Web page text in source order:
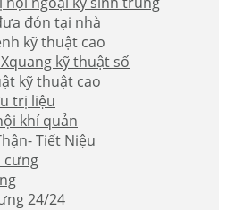
đón tại nhà
kỹ thuật cao
kỹ thuật số
kỹ thuật cao
trị liệu
khí quản
Tiết Niệu
cưng
24/24